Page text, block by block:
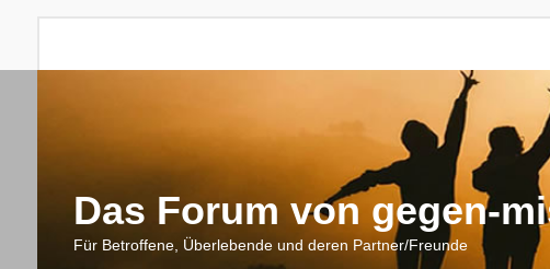
Das Forum von gegen-
Für Betroffene, Überlebende und deren Partner/Freunde